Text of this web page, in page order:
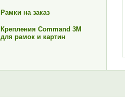
Рамки на заказ
Крепления Command 3M
для рамок и картин